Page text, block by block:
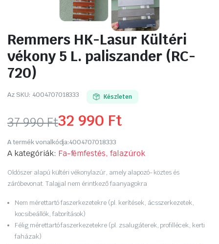
Remmers HK-Lasur Kültéri
vékony 5 L. paliszander (RC-
720)
Az SKU: 4004707018333 Készleten
37 990Ft
Original
price
was:
37
990 Ft.
32 990 Ft
Current
price
is:
32
990 Ft.
A termék vonalkódja:4004707018333
A kategóriák: Fa-fémfestés, falazúrok
Oldószer alapú kültéri vékonylazúr, amely alapozó- köztes és
záróbevonat. Talajjal nem érintkező faanyagokra
Nem mérettartó faszerkezetekre (pl. kerítések, ácsszerkezetek,
kocsibeállók, faborítások)
Félig mérettartó faszerkezetekre (pl. zsalugáterek, profillécek, kerti
faházak)